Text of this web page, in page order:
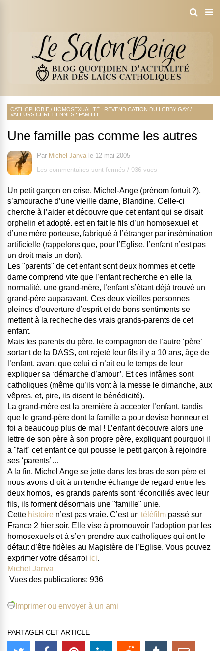
CATHOPHOBIE / HOMOSEXUALITÉ : REVENDICATION DU LOBBY GAY /
VALEURS CHRÉTIENNES : FAMILLE
Une famille pas comme les autres
Par Michel Janva le 12 mai 2005
Les commentaires sont fermés / 936 vues
Un petit garçon en crise, Michel-Ange (prénom fortuit ?),
s’amourache d’une vieille dame, Blandine. Celle-ci
cherche à l’aider et découvre que cet enfant qui se disait
orphelin et adopté, est en fait le fils d’un homosexuel et
d’une mère porteuse, fabriqué à l’étranger par insémination
artificielle (rappelons que, pour l’Eglise, l’enfant n’est pas
un droit mais un don).
Les "parents" de cet enfant sont deux hommes et cette
dame comprend vite que l’enfant recherche en elle la
normalité, une grand-mère, l’enfant s’étant déjà trouvé un
grand-père auparavant. Ces deux vieilles personnes
pleines d’ouverture d’esprit et de bons sentiments se
mettent à la recheche des vrais grands-parents de cet
enfant.
Mais les parents du père, le compagnon de l’autre ‘père’
sortant de la DASS, ont rejeté leur fils il y a 10 ans, âge de
l’enfant, avant que celui ci n’ait eu le temps de leur
expliquer sa ‘démarche d’amour’. Et ces infâmes sont
catholiques (même qu’ils vont à la messe le dimanche, aux
vêpres, et, pire, ils disent le bénédicité).
La grand-mère est la première à accepter l’enfant, tandis
que le grand-père dont la famille a pour devise honneur et
foi a beaucoup plus de mal ! L’enfant découvre alors une
lettre de son père à son propre père, expliquant pourquoi il
a "fait" cet enfant ce qui pousse le petit garçon à rejoindre
ses ‘parents’…
A la fin, Michel Ange se jette dans les bras de son père et
nous avons droit à un tendre échange de regard entre les
deux homos, les grands parents sont réconciliés avec leur
fils, ils forment désormais une "famille" unie.
Cette histoire n’est pas vraie. C’est un téléfilm passé sur
France 2 hier soir. Elle vise à promouvoir l’adoption par les
homosexuels et à s’en prendre aux catholiques qui ont le
défaut d’être fidèles au Magistère de l’Eglise. Vous pouvez
exprimer votre désarroi ici.
Michel Janva
Vues des publications: 936
Imprimer ou envoyer à un ami
PARTAGER CET ARTICLE